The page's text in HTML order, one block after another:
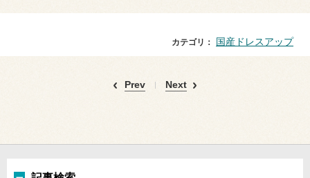
カテゴリ： 国産ドレスアップ
Prev Next